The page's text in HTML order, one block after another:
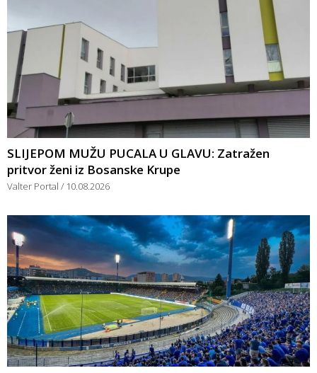
SLIJEPOM MUŽU PUCALA U GLAVU: Zatražen
pritvor ženi iz Bosanske Krupe
Valter Portal 10.08.2026